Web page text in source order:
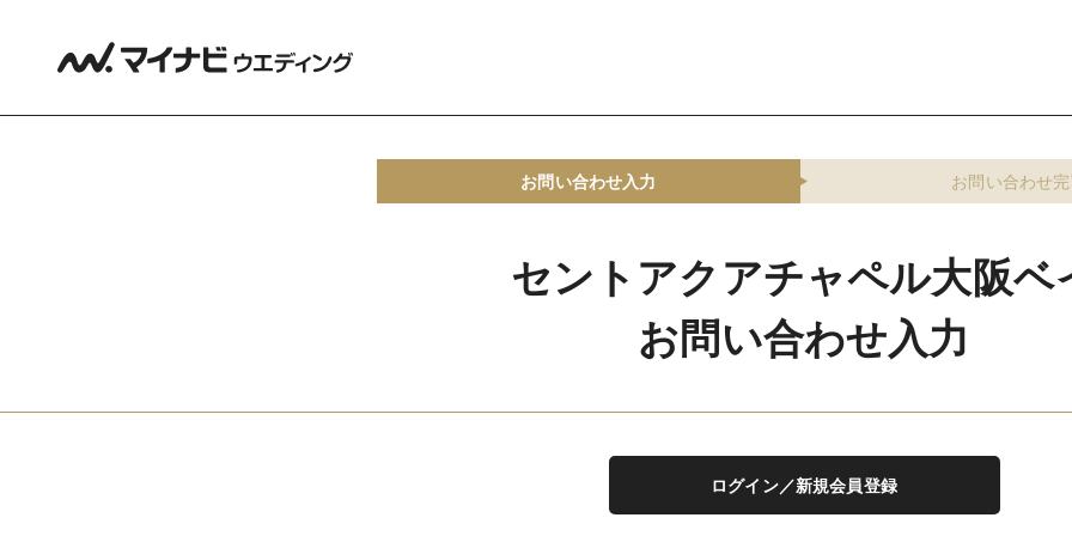
お問い合わせ入力 お問い合わせ
セントアクアチャペル大阪ベ
お問い合わせ入力
ログイン／新規会員登録